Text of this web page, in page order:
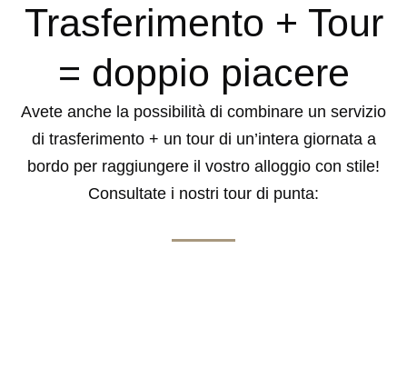
Trasferimento + Tour
= doppio piacere
Avete anche la possibilità di combinare un servizio
di trasferimento + un tour di un’intera giornata a
bordo per raggiungere il vostro alloggio con stile!
Consultate i nostri tour di punta: